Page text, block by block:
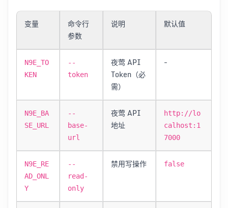
变量
命令行
参数
说明 默认值
N9E_TO
KEN
--
token
夜莺 API
Token（必
需）
-
N9E_BA
SE_URL
--
base-
url
夜莺 API
地址
http://lo
calhost:1
7000
N9E_RE
AD_ONL
Y
--
read-
only
禁用写操作 false